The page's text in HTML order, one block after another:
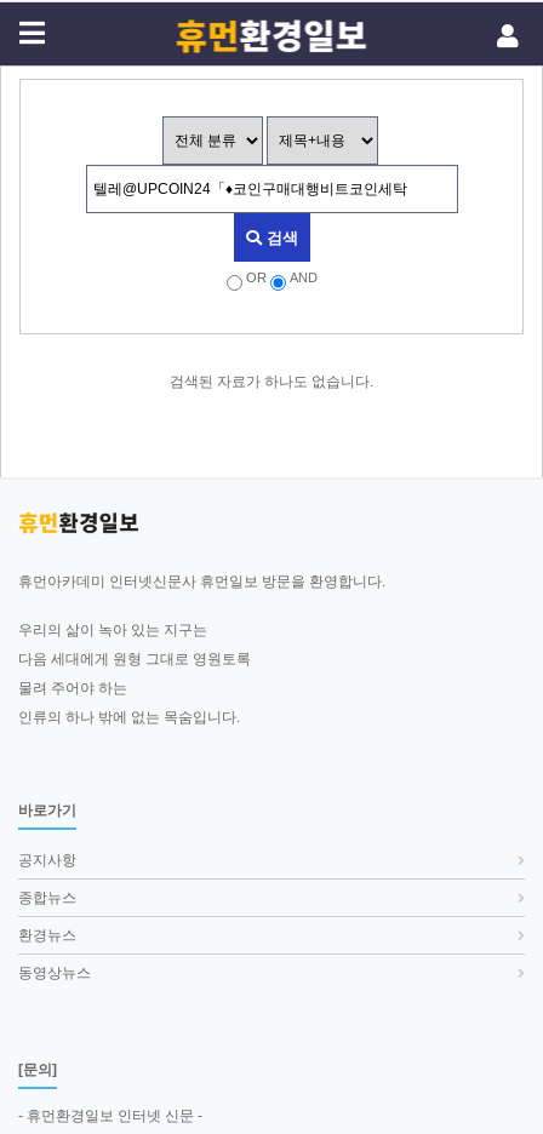
검색
OR AND
검색된 자료가 하나도 없습니다.
휴먼아카데미 인터넷신문사 휴먼일보 방문을 환영합니다.
우리의 삶이 녹아 있는 지구는
다음 세대에게 원형 그대로 영원토록
물려 주어야 하는
인류의 하나 밖에 없는 목숨입니다.
바로가기
공지사항
종합뉴스
환경뉴스
동영상뉴스
[문의]
- 휴먼환경일보 인터넷 신문 -